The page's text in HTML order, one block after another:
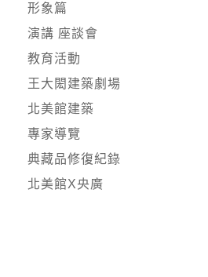
形象篇
演講 座談會
教育活動
王大閎建築劇場
北美館建築
專家導覽
典藏品修復紀錄
北美館X央廣